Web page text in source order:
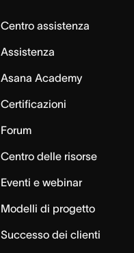
Centro assistenza
Assistenza
Asana Academy
Certificazioni
Forum
Centro delle risorse
Eventi e webinar
Modelli di progetto
Successo dei clienti